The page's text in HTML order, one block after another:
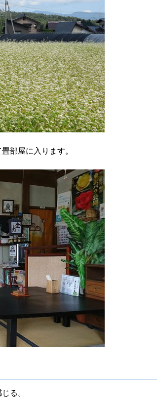
部屋に入ります。
る。